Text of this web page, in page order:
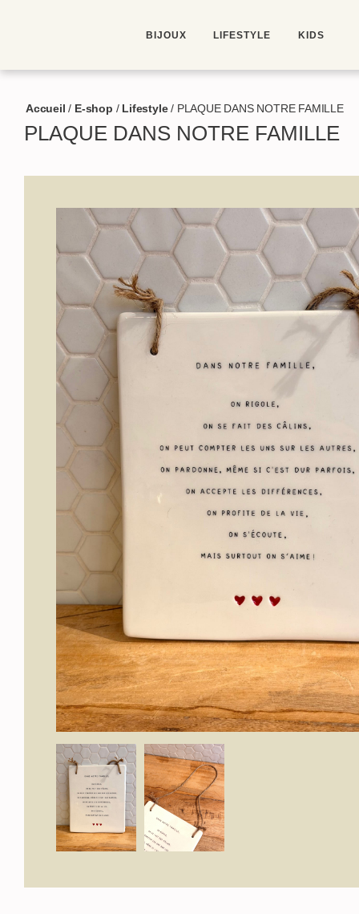
BIJOUX LIFESTYLE KIDS
Accueil / E-shop / Lifestyle/ PLAQUE DANS NOTRE FAMILLE
PLAQUE DANS NOTRE FAMILLE